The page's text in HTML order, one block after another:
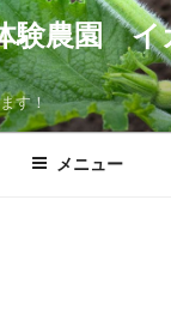
験農園 イ
す！
メニュー